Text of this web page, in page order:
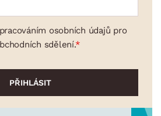
osobních údajů pro
sdělení.